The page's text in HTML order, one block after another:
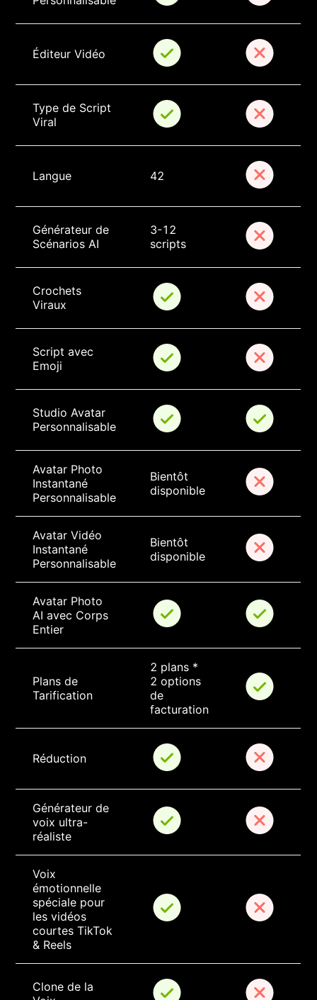
Éditeur Vidéo
Type de Script
Viral
Langue 42
Générateur de
Scénarios AI
3-12
scripts
Crochets
Viraux
Script avec
Emoji
Studio Avatar
Personnalisable
Avatar Photo
Instantané
Personnalisable
Bientôt
disponible
Avatar Vidéo
Instantané
Personnalisable
Bientôt
disponible
Avatar Photo
AI avec Corps
Entier
Plans de
Tarification
2 plans *
2 options
de
facturation
Réduction
Générateur de
voix ultra-
réaliste
Voix
émotionnelle
spéciale pour
les vidéos
courtes TikTok
& Reels
Clone de la